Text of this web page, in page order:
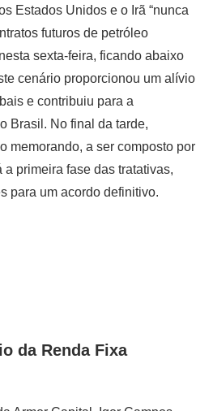
Estados Unidos e o Irã “nunca
futuros de petróleo
sexta-feira, ficando abaixo
cenário proporcionou um alívio
e contribuiu para a
Brasil. No final da tarde,
memorando, a ser composto por
a primeira fase das tratativas,
para um acordo definitivo.
da Renda Fixa